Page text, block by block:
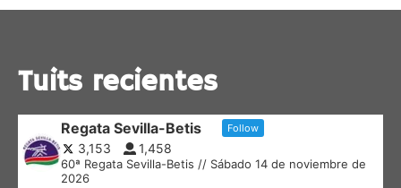
Tuits recientes
Regata Sevilla-Betis Follow
3,153 1,458
60ª Regata Sevilla-Betis // Sábado 14 de noviembre de
2026